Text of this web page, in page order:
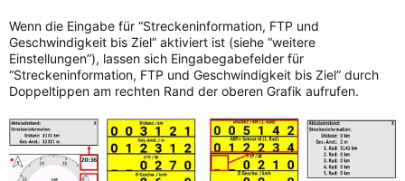
Wenn die Eingabe für “Streckeninformation, FTP und
Geschwindigkeit bis Ziel” aktiviert ist (siehe “weitere
Einstellungen”), lassen sich Eingabegabefelder für
“Streckeninformation, FTP und Geschwindigkeit bis Ziel” durch
Doppeltippen am rechten Rand der oberen Grafik aufrufen.